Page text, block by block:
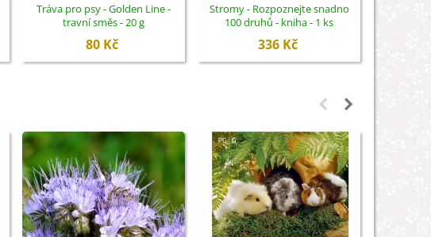
Tráva pro psy - Golden Line -
travní směs - 20 g
80 Kč
Stromy - Rozpoznejte snadno
100 druhů - kniha - 1 ks
336 Kč